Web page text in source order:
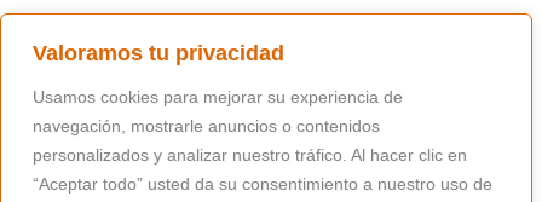
Valoramos tu privacidad
Usamos cookies para mejorar su experiencia de
navegación, mostrarle anuncios o contenidos
personalizados y analizar nuestro tráfico. Al hacer clic en
“Aceptar todo” usted da su consentimiento a nuestro uso de
(+34) 91 766 98 56 / fundacion@masfamilia.org
síguenos en nuestras redes sociales